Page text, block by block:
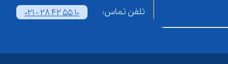
تلفن تماس: 021 - 28 42 55 10